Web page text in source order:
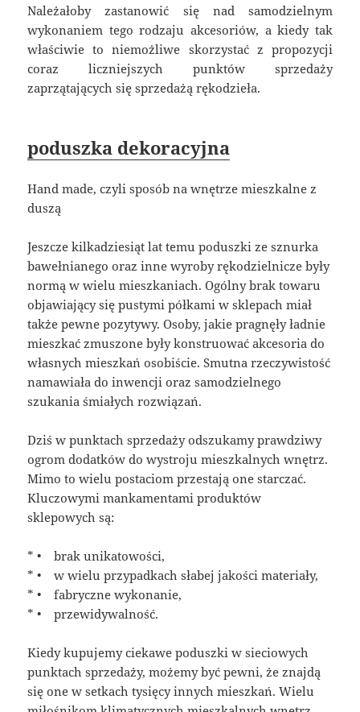
Należałoby zastanowić się nad samodzielnym
wykonaniem tego rodzaju akcesoriów, a kiedy tak
właściwie to niemożliwe skorzystać z propozycji
coraz liczniejszych punktów sprzedaży
zaprzątających się sprzedażą rękodzieła.
poduszka dekoracyjna
Hand made, czyli sposób na wnętrze mieszkalne z
duszą
Jeszcze kilkadziesiąt lat temu poduszki ze sznurka
bawełnianego oraz inne wyroby rękodzielnicze były
normą w wielu mieszkaniach. Ogólny brak towaru
objawiający się pustymi półkami w sklepach miał
także pewne pozytywy. Osoby, jakie pragnęły ładnie
mieszkać zmuszone były konstruować akcesoria do
własnych mieszkań osobiście. Smutna rzeczywistość
namawiała do inwencji oraz samodzielnego
szukania śmiałych rozwiązań.
Dziś w punktach sprzedaży odszukamy prawdziwy
ogrom dodatków do wystroju mieszkalnych wnętrz.
Mimo to wielu postaciom przestają one starczać.
Kluczowymi mankamentami produktów
sklepowych są:
* • brak unikatowości,
* • w wielu przypadkach słabej jakości materiały,
* • fabryczne wykonanie,
* • przewidywalność.
Kiedy kupujemy ciekawe poduszki w sieciowych
punktach sprzedaży, możemy być pewni, że znajdą
się one w setkach tysięcy innych mieszkań. Wielu